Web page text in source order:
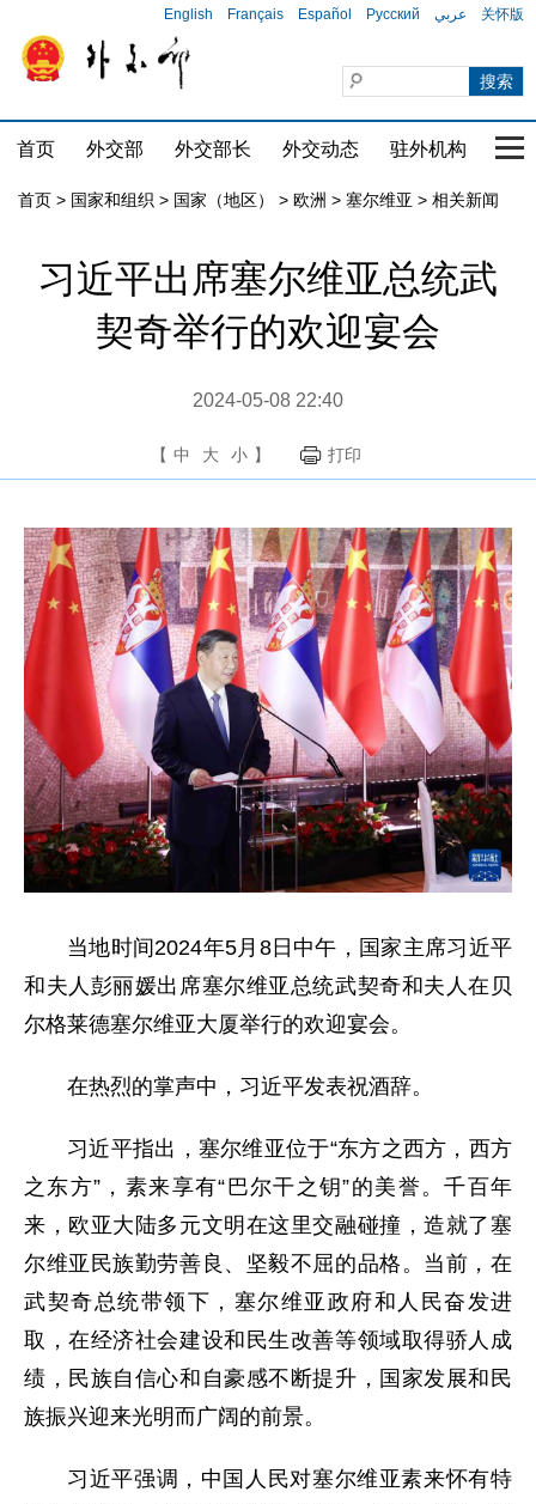
English Français Español Русский عربي 关怀版
首页 外交部 外交部长 外交动态 驻外机构 国
首页 > 国家和组织 > 国家（地区） > 欧洲 > 塞尔维亚 > 相关新闻
习近平出席塞尔维亚总统武
契奇举行的欢迎宴会
2024-05-08 22:40
【 中 大 小 】 打印
当地时间2024年5月8日中午，国家主席习近平
和夫人彭丽媛出席塞尔维亚总统武契奇和夫人在贝
尔格莱德塞尔维亚大厦举行的欢迎宴会。
在热烈的掌声中，习近平发表祝酒辞。
习近平指出，塞尔维亚位于“东方之西方，西方
之东方”，素来享有“巴尔干之钥”的美誉。千百年
来，欧亚大陆多元文明在这里交融碰撞，造就了塞
尔维亚民族勤劳善良、坚毅不屈的品格。当前，在
武契奇总统带领下，塞尔维亚政府和人民奋发进
取，在经济社会建设和民生改善等领域取得骄人成
绩，民族自信心和自豪感不断提升，国家发展和民
族振兴迎来光明而广阔的前景。
习近平强调，中国人民对塞尔维亚素来怀有特